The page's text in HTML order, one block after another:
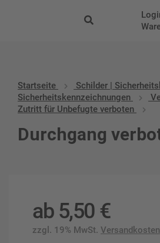
Startseite
Schilder |
Sicherheitskennzeichnungen
Zutritt für Unbefugte verboten
Durchgang
ab 5,50 €
zzgl. 19% MwSt. Versandkosten